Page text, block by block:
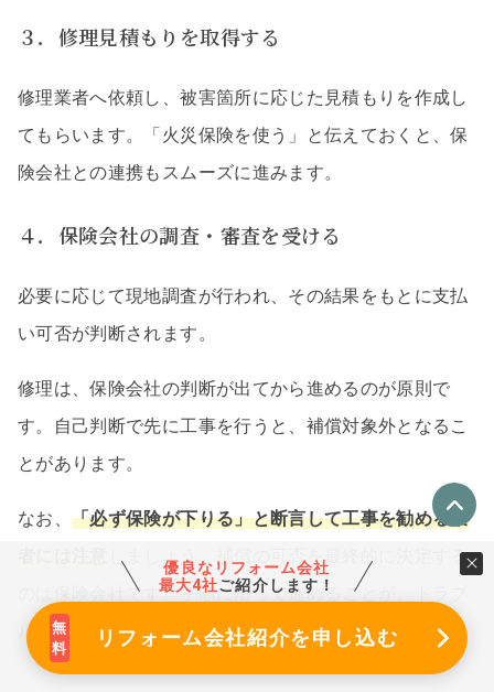
３．修理見積もりを取得する
修理業者へ依頼し、被害箇所に応じた見積もりを作成し
てもらいます。「火災保険を使う」と伝えておくと、保
険会社との連携もスムーズに進みます。
４．保険会社の調査・審査を受ける
必要に応じて現地調査が行われ、その結果をもとに支払
い可否が判断されます。
修理は、保険会社の判断が出てから進めるのが原則で
す。自己判断で先に工事を行うと、補償対象外となるこ
とがあります。
なお、「必ず保険が下りる」と断言して工事を勧める業
しましょう。補償の可否を最終的に決定する
のは保険会社です。手順に沿って進めることが、トラブ
ル回避につながります。
優良なリフォーム会社
最大4社ご紹介します！
リフォーム会社紹介を申し込む